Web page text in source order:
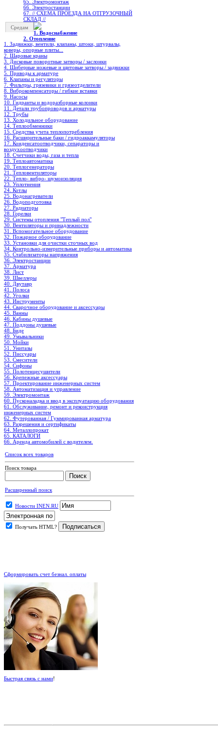
65. Электромонтаж
66. Электростанции
67. // СХЕМА ПРОЕЗДА НА ОТГРУЗОЧНЫЙ
СКЛАД //
Средам
1. Водоснабжение
2. Отопление
1. Задвижки, вентили, клапаны, штоки, штурвалы,
коверы, опорные плиты...
2. Шаровые краны
3. Дисковые поворотные затворы / заслонки
4. Шиберные ножевые и щитовые затворы / задвижки
5. Приводы к арматуре
6. Клапаны и регуляторы
7. Фильтры, грязевики и грязеотделители
8. Виброкомпенсаторы / гибкие вставки
9. Насосы
10. Гидранты и водоразборные колонки
11. Детали трубопроводов и арматуры
12. Трубы
13. Холодильное oборудование
14. Теплообменники
15. Средства учета теплопотребления
16. Расширительные баки / гидроаккамуляторы
17. Конденсатоотводчики, сепараторы и
воздухоотводчики
18. Счетчики воды, газа и тепла
19. Теплоавтоматика
20. Теплогенераторы
21. Тепловентиляторы
22. Тепло- вибро- шумоизоляция
23. Уплотнения
24. Котлы
25. Водонагреватели
26. Водоподготовка
27. Радиаторы
28. Горелки
29. Системы отопления "Теплый пол"
30. Вентиляторы и принадлежности
31. Вспомогательное оборудование
32. Пожарное оборудование
33. Установки для очистки сточных вод
34. Контрольно-измерительные приборы и автоматика
35. Стабилизаторы напряжения
36. Электростанции
37. Арматура
38. Лист
39. Швеллеры
40. Двутавр
41. Полоса
42. Уголки
43. Инструменты
44. Сварочное оборудование и аксессуары
45. Ванны
46. Кабины душевые
47. Поддоны душевые
48. Биде
49. Умывальники
50. Мойки
51. Унитазы
52. Писсуары
53. Смесители
54. Сифоны
55. Полотенцесушители
56. Крепежные аксессуары
57. Проектирование инженерных систем
58. Автоматизация и управление
59. Электромонтаж
60. Пусконаладка и ввод в эксплуатацию оборудования
61. Обслуживание, ремонт и реконструкция
инженерных систем
62. Футерованная / Гуммированная арматура
63. Разрешения и сертификаты
64. Металлопрокат
65. КАТАЛОГИ
66. Аренда автомобилей с водителем.
Список всех товаров
Поиск товара
Расширенный поиск
Новости INEN.RU
Получать HTML?
Сформировать счет безнал. оплаты
Быстрая связь с нами!